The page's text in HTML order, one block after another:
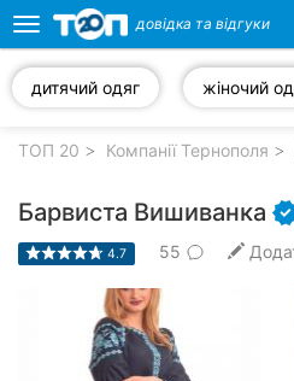
компанії
рубрики:
Автошколи
Toggle
navigation
довідка та відгуки
дитячий одяг жіночий
ТОП 20 Компанії Тернополя
Барвиста Вишиванка
4.7 55